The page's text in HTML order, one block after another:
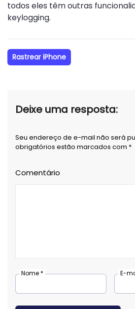
todos eles têm outras
keylogging.
Rastrear iPhone
Deixe uma resposta:
Seu endereço de e-mail não será
obrigatórios estão marcados com *
Comentário
Nome * E-